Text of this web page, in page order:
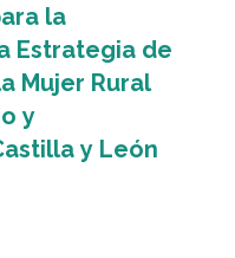
la
Estrategia de
Mujer Rural
y
y León